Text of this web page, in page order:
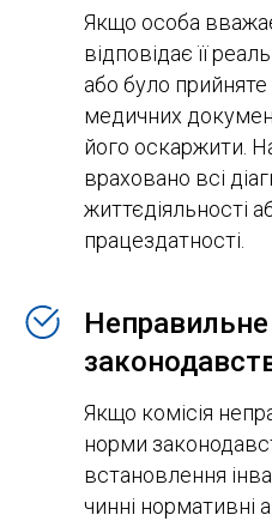
Якщо особа
відповідає її
або було прийняте
медичних
його оскаржити.
враховано всі
життєдіяльності
працездатності.
Якщо комісія
норми
встановлення
чинні нормативні